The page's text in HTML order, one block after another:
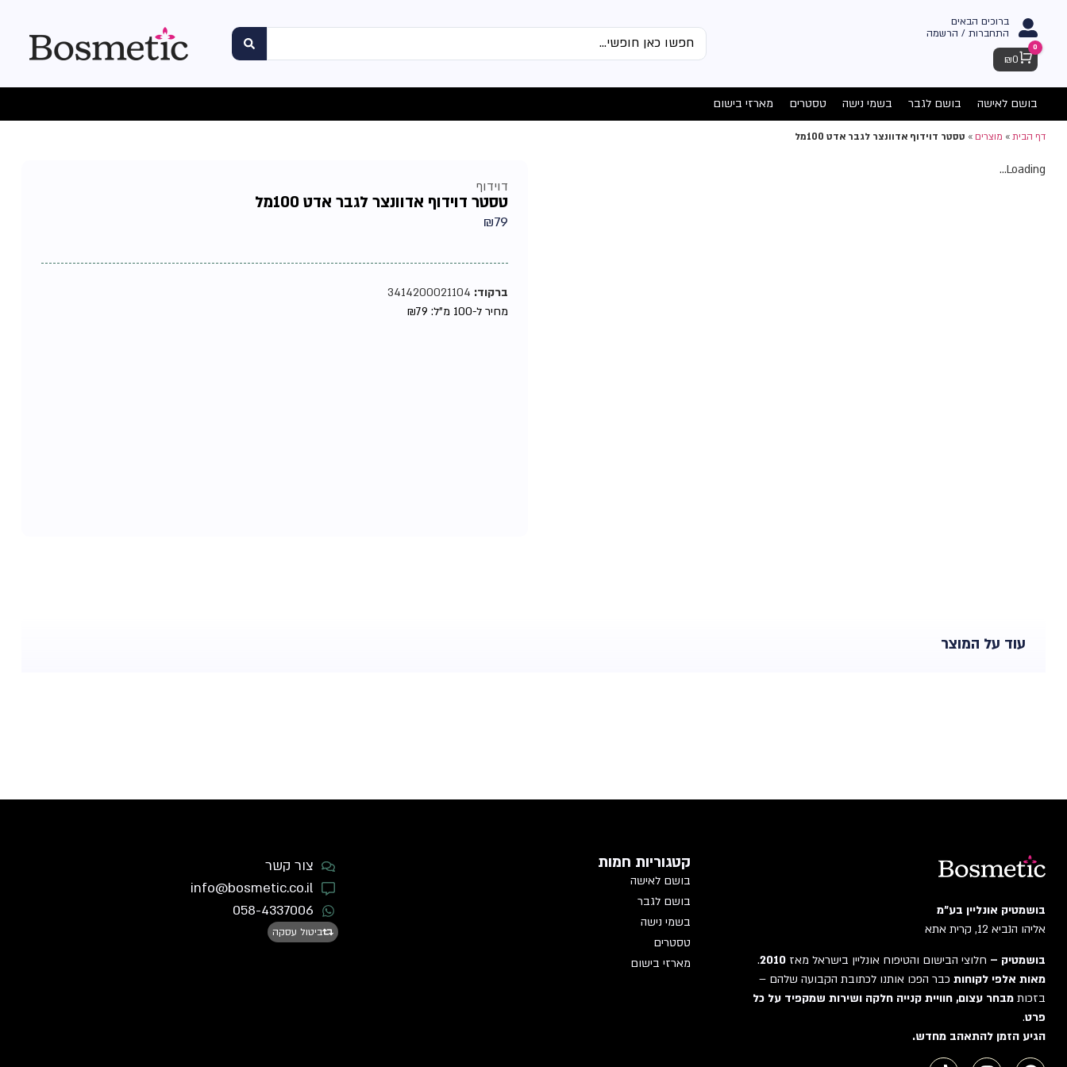
ברוכים הבאים
התחברות / הרשמה
Cart
0
₪0
בושם לאישה בושם לגבר בשמי נישה טסטרים מארזי בישום
דף הבית» מוצרים» טסטר דוידוף אדוונצר לגבר אדט 100מל
Loading...
דוידוף
טסטר דוידוף אדוונצר לגבר אדט 100מל
₪79
ברקוד:
מחיר ל-100 מ"ל:
₪79
עוד על המוצר
בושמטיק אונליין בע"מ
אליהו הנביא 12, קרית אתא
בושמטיק – חלוצי הבישום והטיפוח אונליין בישראל מאז 2010
.
מאות אלפי לקוחות כבר הפכו אותנו לכתובת הקבועה שלהם –
בזכות מבחר עצום, חוויית קנייה חלקה ושירות שמקפיד על כל
פרט.
הגיע הזמן להתאהב מחדש.
קטגוריות חמות
בושם לאישה
בושם לגבר
בשמי נישה
טסטרים
מארזי בישום
צור קשר
info@bosmetic.co.il
058-4337006
ביטול עסקה